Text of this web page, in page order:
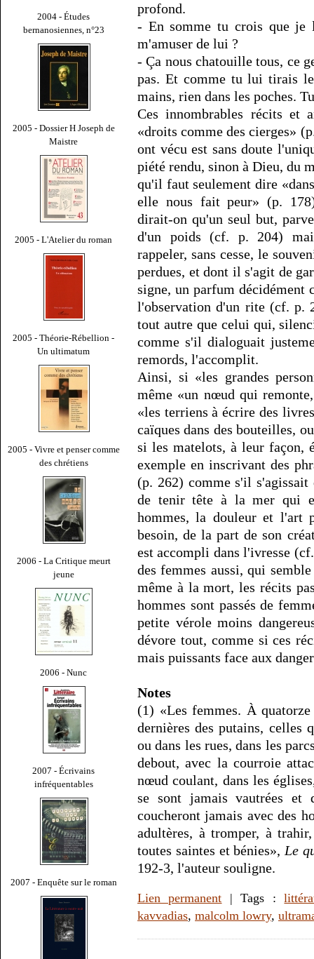
2004 - Études
bernanosiennes, n°23
2005 - Dossier H Joseph de
Maistre
2005 - L'Atelier du roman
2005 - Théorie-Rébellion -
Un ultimatum
2005 - Vivre et penser comme
des chrétiens
2006 - La Critique meurt
jeune
2006 - Nunc
2007 - Écrivains
infréquentables
2007 - Enquête sur le roman
profond.
- En somme tu crois que je
m'amuser de lui ?
- Ça nous chatouille tous, ce
pas. Et comme tu lui tirais
mains, rien dans les poches.
Ces innombrables récits et
«droits comme des cierges»
ont vécu est sans doute
piété rendu, sinon à Dieu, du
qu'il faut seulement dire
elle nous fait peur» (p.
dirait-on qu'un seul but,
d'un poids (cf. p. 204)
rappeler, sans cesse, le
perdues, et dont il s'agit de
signe, un parfum
l'observation d'un rite (cf. p.
tout autre que celui qui,
comme s'il dialoguait
remords, l'accomplit.
Ainsi, si «les grandes
même «un nœud qui
«les terriens à écrire des
caïques dans des bouteilles,
si les matelots, à leur façon,
exemple en inscrivant des
(p. 262) comme s'il s'agissait
de tenir tête à la mer qui
hommes, la douleur et l'art
besoin, de la part de son
est accompli dans l'ivresse
des femmes aussi, qui
même à la mort, les récits
hommes sont passés de
petite vérole moins
dévore tout, comme si ces
mais puissants face aux
Notes
(1) «Les femmes. À
dernières des putains, celles
ou dans les rues, dans les
debout, avec la courroie
nœud coulant, dans les
se sont jamais vautrées et
coucheront jamais avec des
adultères, à tromper, à
toutes saintes et bénies», Le
192-3, l'auteur souligne.
Lien permanent | Tags :
kavvadias, malcolm lowry,